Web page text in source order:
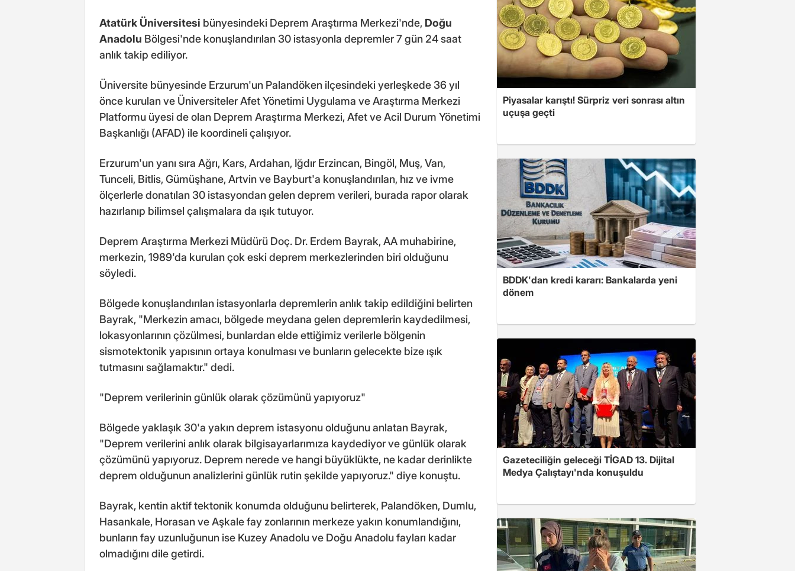
Atatürk Üniversitesi bünyesindeki Deprem Araştırma Merkezi'nde, Doğu
Anadolu Bölgesi'nde konuşlandırılan 30 istasyonla depremler 7 gün 24 saat
anlık takip ediliyor.
Üniversite bünyesinde Erzurum'un Palandöken ilçesindeki yerleşkede 36 yıl
önce kurulan ve Üniversiteler Afet Yönetimi Uygulama ve Araştırma Merkezi
Platformu üyesi de olan Deprem Araştırma Merkezi, Afet ve Acil Durum Yönetimi
Başkanlığı (AFAD) ile koordineli çalışıyor.
Erzurum'un yanı sıra Ağrı, Kars, Ardahan, Iğdır Erzincan, Bingöl, Muş, Van,
Tunceli, Bitlis, Gümüşhane, Artvin ve Bayburt'a konuşlandırılan, hız ve ivme
ölçerlerle donatılan 30 istasyondan gelen deprem verileri, burada rapor olarak
hazırlanıp bilimsel çalışmalara da ışık tutuyor.
Deprem Araştırma Merkezi Müdürü Doç. Dr. Erdem Bayrak, AA muhabirine,
merkezin, 1989'da kurulan çok eski deprem merkezlerinden biri olduğunu
söyledi.
Bölgede konuşlandırılan istasyonlarla depremlerin anlık takip edildiğini belirten
Bayrak, "Merkezin amacı, bölgede meydana gelen depremlerin kaydedilmesi,
lokasyonlarının çözülmesi, bunlardan elde ettiğimiz verilerle bölgenin
sismotektonik yapısının ortaya konulması ve bunların gelecekte bize ışık
tutmasını sağlamaktır." dedi.
"Deprem verilerinin günlük olarak çözümünü yapıyoruz"
Bölgede yaklaşık 30'a yakın deprem istasyonu olduğunu anlatan Bayrak,
"Deprem verilerini anlık olarak bilgisayarlarımıza kaydediyor ve günlük olarak
çözümünü yapıyoruz. Deprem nerede ve hangi büyüklükte, ne kadar derinlikte
deprem olduğunun analizlerini günlük rutin şekilde yapıyoruz." diye konuştu.
Bayrak, kentin aktif tektonik konumda olduğunu belirterek, Palandöken, Dumlu,
Hasankale, Horasan ve Aşkale fay zonlarının merkeze yakın konumlandığını,
bunların fay uzunluğunun ise Kuzey Anadolu ve Doğu Anadolu fayları kadar
olmadığını dile getirdi.
Piyasalar karıştı! Sürpriz veri sonrası altın
uçuşa geçti
BDDK'dan kredi kararı: Bankalarda yeni
dönem
Gazeteciliğin geleceği TİGAD 13. Dijital
Medya Çalıştayı'nda konuşuldu